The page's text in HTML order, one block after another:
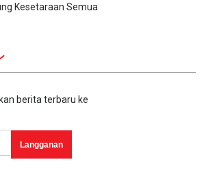
Kesetaraan Semua
berita terbaru ke